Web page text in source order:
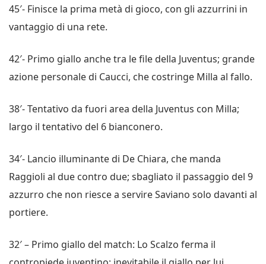
45′- Finisce la prima metà di gioco, con gli azzurrini in
vantaggio di una rete.
42′- Primo giallo anche tra le file della Juventus; grande
azione personale di Caucci, che costringe Milla al fallo.
38′- Tentativo da fuori area della Juventus con Milla;
largo il tentativo del 6 bianconero.
34′- Lancio illuminante di De Chiara, che manda
Raggioli al due contro due; sbagliato il passaggio del 9
azzurro che non riesce a servire Saviano solo davanti al
portiere.
32′ – Primo giallo del match: Lo Scalzo ferma il